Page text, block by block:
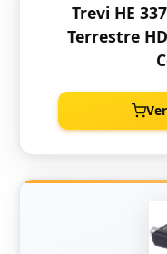
Trevi HE
Terrestre